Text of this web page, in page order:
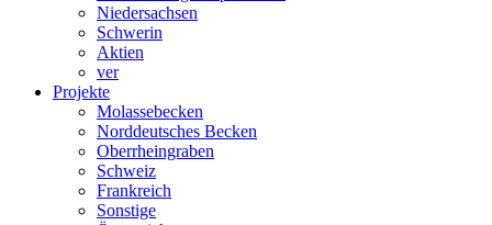
Niedersachsen
Schwerin
Aktien
ver
Projekte
Molassebecken
Norddeutsches Becken
Oberrheingraben
Schweiz
Frankreich
Sonstige